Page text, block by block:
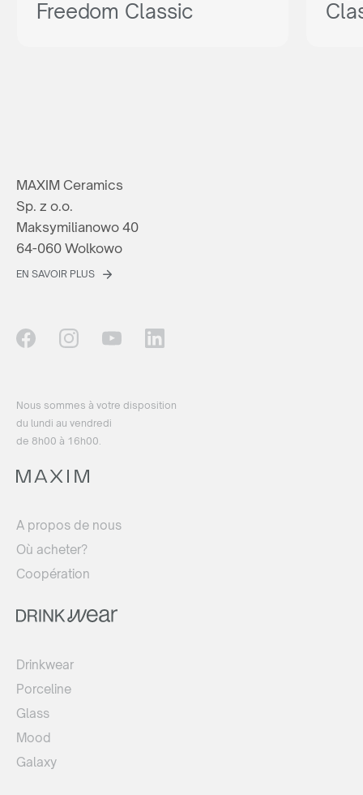
Freedom Classic
MAXIM Ceramics
Sp. z o.o.
Maksymilianowo 40
64-060 Wolkowo
EN SAVOIR PLUS
Nous sommes à votre disposition
du lundi au vendredi
de 8h00 à 16h00.
A propos de nous
Où acheter?
Coopération
Drinkwear
Porceline
Glass
Mood
Galaxy